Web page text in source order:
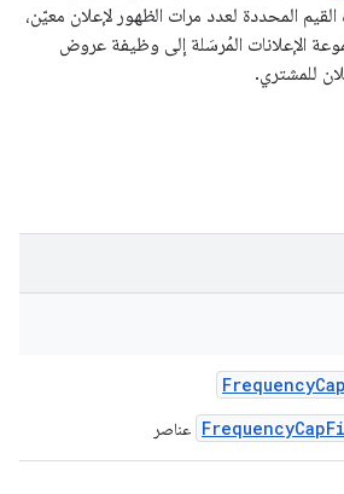
المحددة لعدد مرات الظهور لإعلان معيّن،
الإعلانات المُرسَلة إلى وظيفة عروض
للمشتري.
FrequencyCap
عناصر